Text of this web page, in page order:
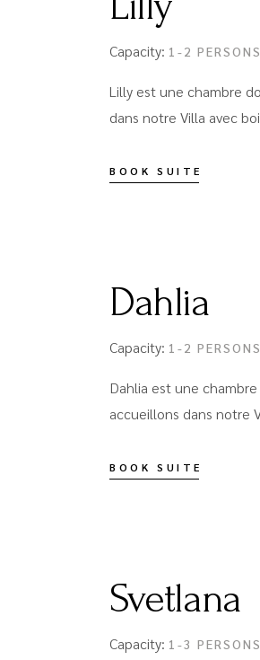
Capacity: 1-2 PERSONS
Lilly est une chambre
dans notre Villa avec
BOOK SUITE
Dahlia
Capacity: 1-2 PERSONS
Dahlia est une
accueillons dans notre
BOOK SUITE
Svetlana
Capacity: 1-3 PERSONS